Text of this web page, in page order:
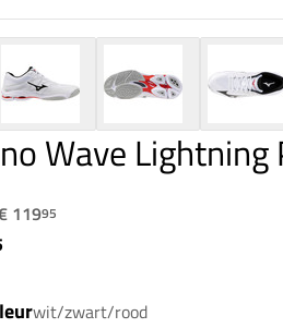
Wave Lightning
11995
wit/zwart/rood